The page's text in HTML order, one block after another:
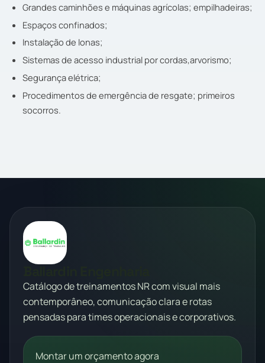
Grandes caminhões e máquinas agrícolas; empilhadeiras;
Espaços confinados;
Instalação de lonas;
Sistemas de acesso industrial por cordas,arvorismo;
Segurança elétrica;
Procedimentos de emergência de resgate; primeiros
socorros.
Catálogo de treinamentos NR com visual mais
contemporâneo, comunicação clara e rotas
pensadas para times operacionais e corporativos.
Montar um orçamento agora